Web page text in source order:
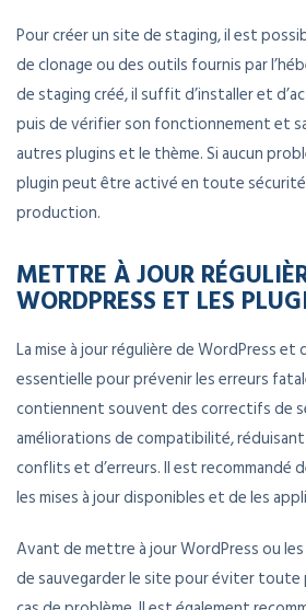
Pour créer un site de staging, il est
de clonage ou des outils fournis par
de staging créé, il suffit d’installer et
puis de vérifier son fonctionnement et
autres plugins et le thème. Si aucun
plugin peut être activé en toute
production.
METTRE À JOUR
WORDPRESS ET LES
La mise à jour régulière de WordPress et
essentielle pour prévenir les erreurs
contiennent souvent des correctifs de
améliorations de compatibilité,
conflits et d’erreurs. Il est recommandé
les mises à jour disponibles et de les
Avant de mettre à jour WordPress ou
de sauvegarder le site pour éviter